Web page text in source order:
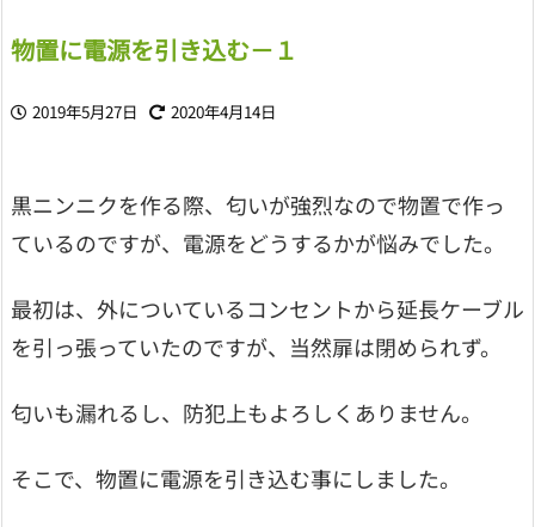
物置に電源を引き込む－１
2019年5月27日 2020年4月14日
黒ニンニクを作る際、匂いが強烈なので物置で作っ
ているのですが、電源をどうするかが悩みでした。
最初は、外についているコンセントから延長ケーブル
を引っ張っていたのですが、当然扉は閉められず。
匂いも漏れるし、防犯上もよろしくありません。
そこで、物置に電源を引き込む事にしました。